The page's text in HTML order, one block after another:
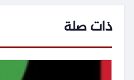
ذات صلة